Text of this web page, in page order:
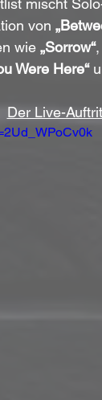
mischt
von
wie „Sorrow“,
Were Here“
Der Live-